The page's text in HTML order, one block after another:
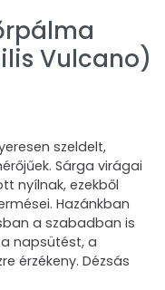
Vulcano)
szeldelt,
Sárga virágai
nyílnak, ezekből
Hazánkban
a szabadban is
napsütést, a
érzékeny. Dézsás